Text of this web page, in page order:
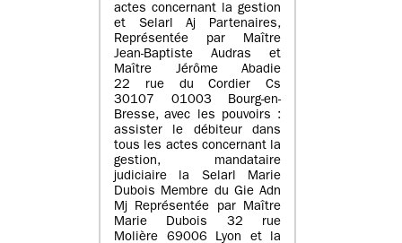
actes concernant la gestion
et Selarl Aj Partenaires,
Représentée par Maître
Jean-Baptiste Audras et
Maître Jérôme Abadie
22 rue du Cordier Cs
30107 01003 Bourg-en-
Bresse, avec les pouvoirs :
assister le débiteur dans
tous les actes concernant la
gestion, mandataire
judiciaire la Selarl Marie
Dubois Membre du Gie Adn
Mj Représentée par Maître
Marie Dubois 32 rue
Molière 69006 Lyon et la